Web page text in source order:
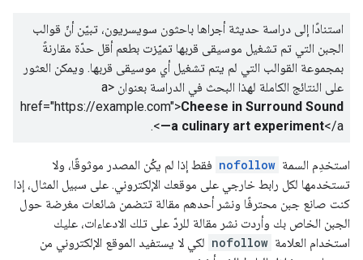
استنادًا إلى دراسة حديثة أجراها باحثون سويسريون، تبيّن أنّ قوالب
الجبن التي تم تشغيل موسيقى قربها تميّزت بطعم أقل حدّة مقارنةً
بمجموعة القوالب التي لم يتم تشغيل أي موسيقى قربها. ويمكن العثور
على النتائج الكاملة لهذا البحث في الدراسة بعنوان
<a
href="https://example.com">Cheese in Surround Sound
—a culinary art experiment</a>
.
استخدِم السمة nofollow فقط إذا لم يكُن المصدر موثوقًا، ولا
تستخدمها لكل رابط خارجي على موقعك الإلكتروني. على سبيل المثال، إذا
كنت صانع جبن محترفًا ونشر أحدهم مقالة تتضمن شائعات مغرضة حول
الجبن الخاص بك وأردت نشر مقالة للردّ على تلك الادعاءات، عليك
استخدام العلامة nofollow لكي لا يستفيد الموقع الإلكتروني من